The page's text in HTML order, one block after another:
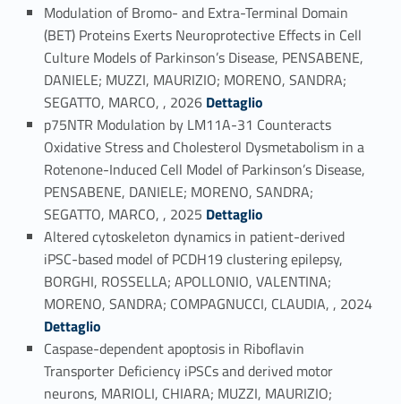
Modulation of Bromo- and Extra-Terminal Domain
(BET) Proteins Exerts Neuroprotective Effects in Cell
Culture Models of Parkinson’s Disease, PENSABENE,
DANIELE; MUZZI, MAURIZIO; MORENO, SANDRA;
SEGATTO, MARCO, , 2026 Link identifier #identifier_person_99066-1Dettaglio
p75NTR Modulation by LM11A-31 Counteracts
Oxidative Stress and Cholesterol Dysmetabolism in a
Rotenone-Induced Cell Model of Parkinson’s Disease,
PENSABENE, DANIELE; MORENO, SANDRA;
SEGATTO, MARCO, , 2025 Link identifier #identifier_person_192574-2Dettaglio
Altered cytoskeleton dynamics in patient-derived
iPSC-based model of PCDH19 clustering epilepsy,
BORGHI, ROSSELLA; APOLLONIO, VALENTINA;
MORENO, SANDRA; COMPAGNUCCI, CLAUDIA, , 2024
Dettaglio
Caspase-dependent apoptosis in Riboflavin
Transporter Deficiency iPSCs and derived motor
neurons, MARIOLI, CHIARA; MUZZI, MAURIZIO;